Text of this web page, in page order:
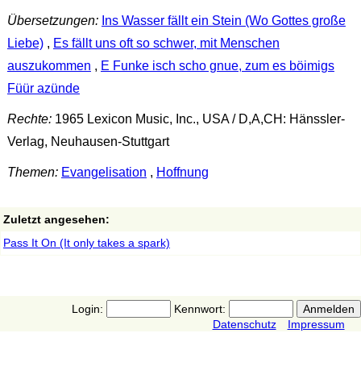
Übersetzungen: Ins Wasser fällt ein Stein (Wo Gottes große
Liebe), Es fällt uns oft so schwer, mit Menschen
auszukommen , E Funke isch scho gnue, zum es böimigs
Füür azünde
Rechte:1965 Lexicon Music, Inc., USA / D,A,CH: Hänssler-
Verlag, Neuhausen-Stuttgart
Themen: Evangelisation , Hoffnung
Zuletzt angesehen:
Pass It On (It only takes a spark)
Login:
Kennwort:
Datenschutz
Impressum